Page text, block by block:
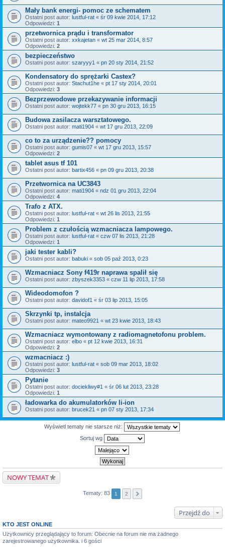
Mały bank energi- pomoc ze schematem
Ostatni post autor: lustful-rat « śr 09 kwie 2014, 17:12
Odpowiedzi: 1
przetwornica prądu i transformator
Ostatni post autor: xxkajetan « wt 25 mar 2014, 8:57
Odpowiedzi: 2
bezpieczeństwo
Ostatni post autor: szaryyy1 « pn 20 sty 2014, 21:52
Kondensatory do sprężarki Castex?
Ostatni post autor: Stachut1he « pt 17 sty 2014, 20:01
Odpowiedzi: 3
Bezprzewodowe przekazywanie informacji
Ostatni post autor: wojtekk77 « pn 30 gru 2013, 16:15
Budowa zasilacza warsztatowego.
Ostatni post autor: mati1904 « wt 17 gru 2013, 22:09
co to za urządzenie?? pomocy
Ostatni post autor: gumis07 « wt 17 gru 2013, 15:57
Odpowiedzi: 2
tablet asus tf 101
Ostatni post autor: bartix456 « pn 09 gru 2013, 20:38
Przetwornica na UC3843
Ostatni post autor: mati1904 « ndz 01 gru 2013, 22:04
Odpowiedzi: 4
Trafo z ATX.
Ostatni post autor: lustful-rat « wt 26 lis 2013, 21:55
Odpowiedzi: 1
Problem z czułością wzmacniacza lampowego.
Ostatni post autor: lustful-rat « czw 07 lis 2013, 21:28
Odpowiedzi: 1
jaki tester kabli?
Ostatni post autor: babuki « sob 05 paź 2013, 0:23
Wzmacniacz Sony f419r naprawa spalił się
Ostatni post autor: zbyszek3353 « czw 11 lip 2013, 17:58
Wideodomofon ?
Ostatni post autor: davidof1 « śr 03 lip 2013, 15:05
Skrzynki tp, instalcja
Ostatni post autor: mateo9921 « wt 23 kwie 2013, 18:43
Wzmacniacz wymontowany z radiomagnetofonu problem.
Ostatni post autor: elbo « pt 12 kwie 2013, 16:31
Odpowiedzi: 2
wzmacniacz :)
Ostatni post autor: lustful-rat « sob 09 mar 2013, 18:02
Odpowiedzi: 3
Pytanie
Ostatni post autor: dociekliwy#1 « śr 06 lut 2013, 23:28
Odpowiedzi: 1
ładowarka do akumulatorków li-ion
Ostatni post autor: brucek21 « pn 07 sty 2013, 17:34
Wyświetl tematy nie starsze niż:
Sortuj wg
NOWY TEMAT
Tematy: 83 1 2
Przejdź do
KTO JEST ONLINE
Użytkownicy przeglądający to forum: Obecnie na forum nie ma żadnego
zarejestrowanego użytkownika. i 6 gości